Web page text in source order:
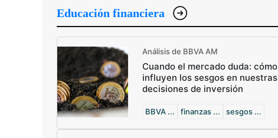
Educación financiera
Análisis de BBVA AM
Cuando el mercado duda: cómo
influyen los sesgos en nuestras
decisiones de inversión
BBVA ... finanzas ... sesgos ...